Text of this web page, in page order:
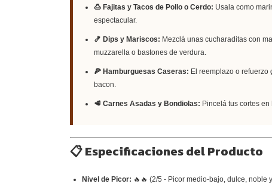
🍮 Fajitas y Tacos de Pollo o Cerdo: Usala como
espectacular.
🍤 Dips y Mariscos: Mezclá unas cucharaditas con
muzzarella o bastones de verdura.
🍕 Hamburguesas Caseras: El reemplazo o
bacon.
🥩 Carnes Asadas y Bondiolas: Pincelá tus cortes
📋 Especificaciones del Producto
Nivel de Picor: 🔥🔥 (2/5 - Picor medio-bajo, dulce, noble